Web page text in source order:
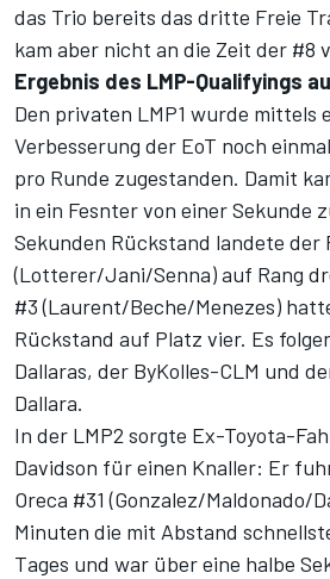
das Trio bereits das dritte Freie
kam aber nicht an die Zeit der #8
Ergebnis des LMP-Qualifyings
Den privaten LMP1 wurde mittels
Verbesserung der EoT noch
pro Runde zugestanden. Damit
in ein Fesnter von einer Sekunde
Sekunden Rückstand landete der
(Lotterer/Jani/Senna) auf Rang
#3 (Laurent/Beche/Menezes)
Rückstand auf Platz vier. Es
Dallaras, der ByKolles-CLM und
Dallara.
In der LMP2 sorgte Ex-Toyota-
Davidson für einen Knaller: Er
Oreca #31 (Gonzalez/Maldonado/
Minuten die mit Abstand
Tages und war über eine halbe